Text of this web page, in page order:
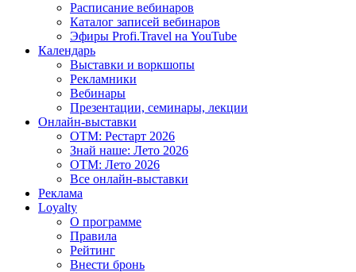
Расписание вебинаров
Каталог записей вебинаров
Эфиры Profi.Travel на YouTube
Календарь
Выставки и воркшопы
Рекламники
Вебинары
Презентации, семинары, лекции
Онлайн-выставки
OTM: Рестарт 2026
Знай наше: Лето 2026
OTM: Лето 2026
Все онлайн-выставки
Реклама
Loyalty
О программе
Правила
Рейтинг
Внести бронь